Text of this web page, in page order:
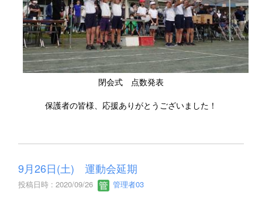
閉会式 点数発表
保護者の皆様、応援ありがとうございました！
9月26日(土) 運動会延期
投稿日時 : 2020/09/26 管理者03